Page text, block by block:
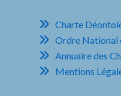
Charte
Ordre National
Annuaire des
Mentions